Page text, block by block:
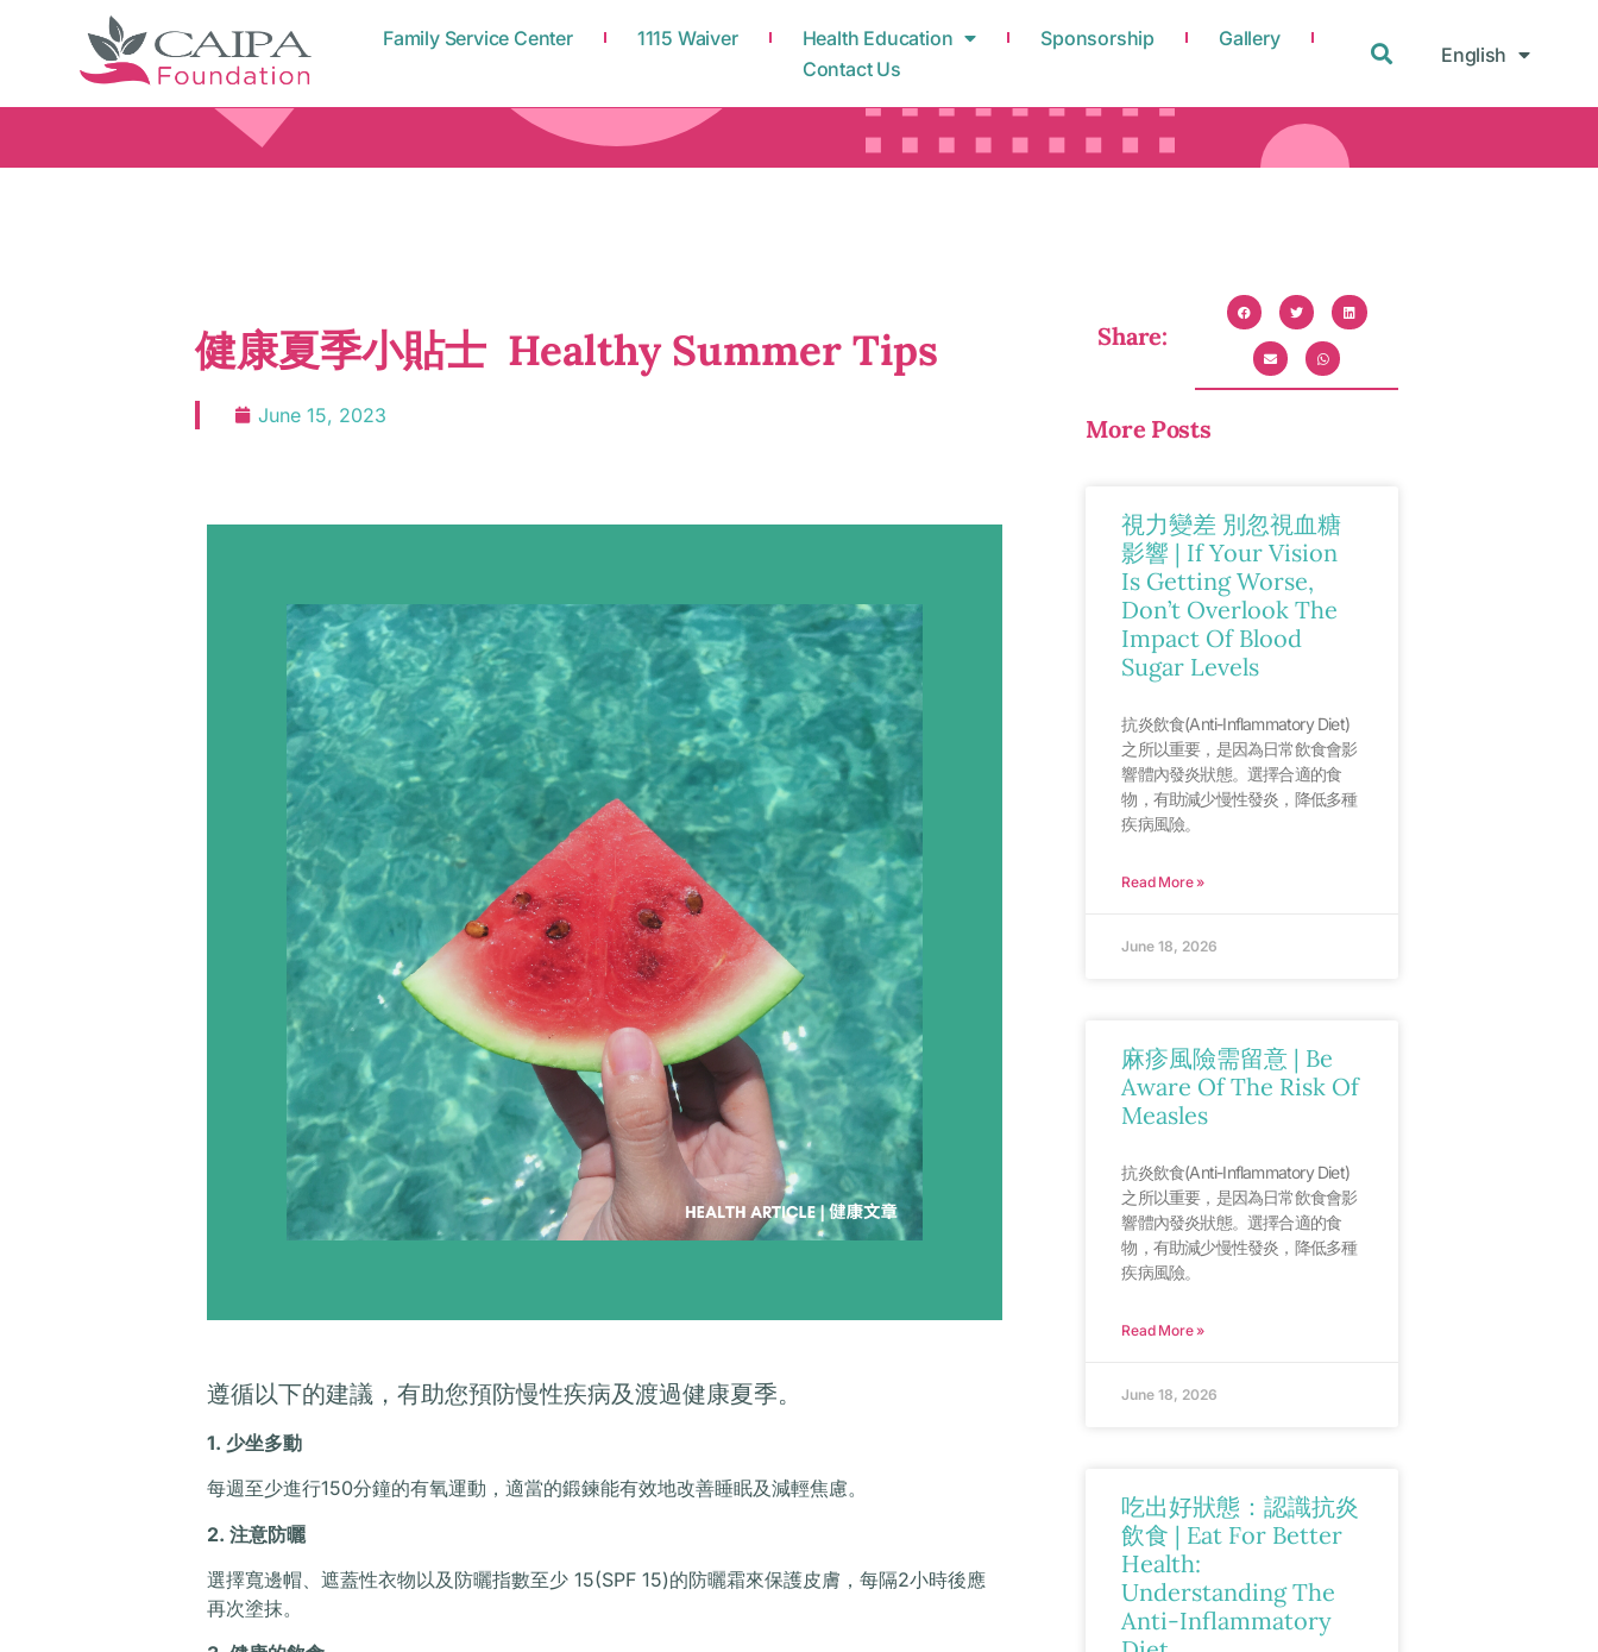
Family Service Center 1115 Waiver Health Education Sponsorship
Gallery
Contact Us
English
中文
健康夏季小貼士 Healthy Summer Tips
June 15, 2023
遵循以下的建議，有助您預防慢性疾病及渡過健康夏季。
1. 少坐多動
每週至少進行150分鐘的有氧運動，適當的鍛鍊能有效地改善睡眠及減輕焦慮。
2. 注意防曬
選擇寬邊帽、遮蓋性衣物以及防曬指數至少 15(SPF 15)的防曬霜來保護皮膚，每隔2小時後應
再次塗抹。
Share:
More Posts
視力變差 別忽視血糖
影響 | If Your Vision
Is Getting Worse,
Don’t Overlook The
Impact Of Blood
Sugar Levels
抗炎飲食(Anti-Inflammatory Diet)
之所以重要，是因為日常飲食會影
響體內發炎狀態。選擇合適的食
物，有助減少慢性發炎，降低多種
疾病風險。
Read More »
June 18, 2026
麻疹風險需留意 | Be
Aware Of The Risk Of
Measles
抗炎飲食(Anti-Inflammatory Diet)
之所以重要，是因為日常飲食會影
響體內發炎狀態。選擇合適的食
物，有助減少慢性發炎，降低多種
疾病風險。
Read More »
June 18, 2026
吃出好狀態：認識抗炎
飲食 | Eat For Better
Health:
Understanding The
Anti-Inflammatory